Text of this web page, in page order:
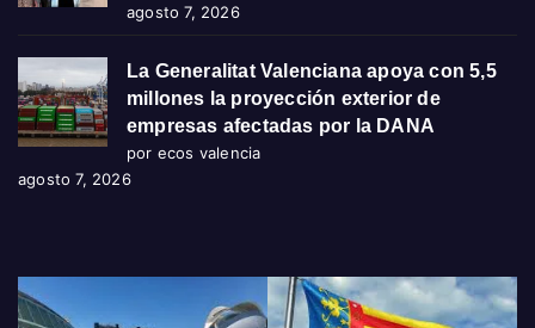
agosto 7, 2026
La Generalitat Valenciana apoya con 5,5
millones la proyección exterior de
empresas afectadas por la DANA
por ecos valencia
agosto 7, 2026